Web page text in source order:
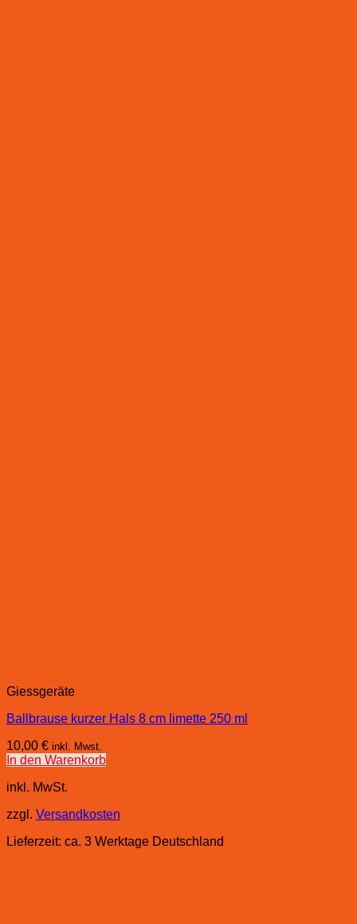
Giessgeräte
Ballbrause kurzer Hals 8 cm limette 250 ml
10,00 € inkl. Mwst.
In den Warenkorb
inkl. MwSt.
zzgl. Versandkosten
Lieferzeit: ca. 3 Werktage Deutschland